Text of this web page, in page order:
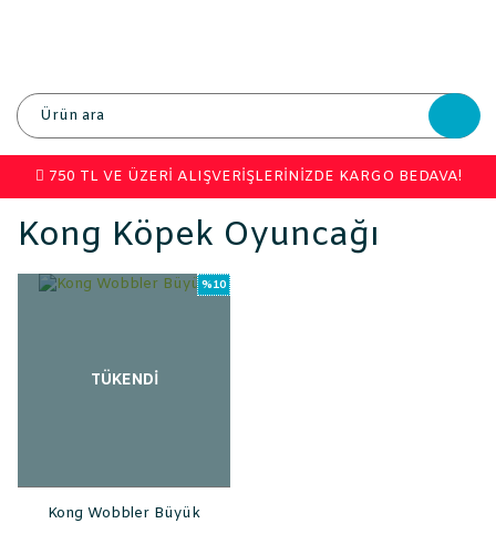
750 TL VE ÜZERİ ALIŞVERİŞLERİNİZDE KARGO BEDAVA!
Kong Köpek Oyuncağı
%10
TÜKENDİ
Kong Wobbler Büyük